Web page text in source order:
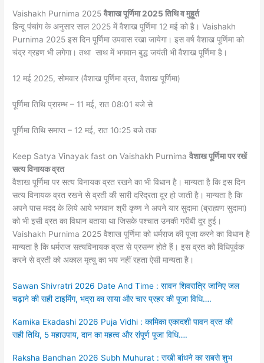
Vaishakh Purnima 2025वैशाख पूर्णिमा 2025 तिथि व मुहूर्त
हिन्दू पंचांग के अनुसार साल 2025 में वैशाख पूर्णिमा 12 मई को है। Vaishakh
Purnima 2025 इस दिन पूर्णिमा उपवास रखा जायेगा। इस वर्ष वैशाख पूर्णिमा को
चंद्र ग्रहण भी लगेगा। तथा साथ में भगवान बुद्ध जयंती भी वैशाख पूर्णिमा है।
12 मई 2025, सोमवार (वैशाख पूर्णिमा व्रत, वैशाख पूर्णिमा)
पूर्णिमा तिथि प्रारम्भ – 11 मई, रात 08:01 बजे से
पूर्णिमा तिथि समाप्त – 12 मई, रात 10:25 बजे तक
Keep Satya Vinayak fast on Vaishakh Purnimaवैशाख पूर्णिमा पर रखें
सत्य विनायक व्रत
वैशाख पूर्णिमा पर सत्य विनायक व्रत रखने का भी विधान है। मान्यता है कि इस दिन
सत्य विनायक व्रत रखने से व्रती की सारी दरिद्रता दूर हो जाती है। मान्यता है कि
अपने पास मदद के लिये आये भगवान श्री कृष्ण ने अपने यार सुदामा (ब्राह्मण सुदामा)
को भी इसी व्रत का विधान बताया था जिसके पश्चात उनकी गरीबी दूर हुई।
Vaishakh Purnima 2025 वैशाख पूर्णिमा को धर्मराज की पूजा करने का विधान है
मान्यता है कि धर्मराज सत्यविनायक व्रत से प्रसन्न होते हैं। इस व्रत को विधिपूर्वक
करने से व्रती को अकाल मृत्यु का भय नहीं रहता ऐसी मान्यता है।
Sawan Shivratri 2026 Date And Time : सावन शिवरात्रि जानिए जल
चढ़ाने की सही टाइमिंग, भद्रा का साया और चार प्रहर की पूजा विधि….
Kamika Ekadashi 2026 Puja Vidhi : कामिका एकादशी पावन व्रत की
सही तिथि, 5 महाउपाय, दान का महत्व और संपूर्ण पूजा विधि….
Raksha Bandhan 2026 Subh Muhurat : राखी बांधने का सबसे शुभ